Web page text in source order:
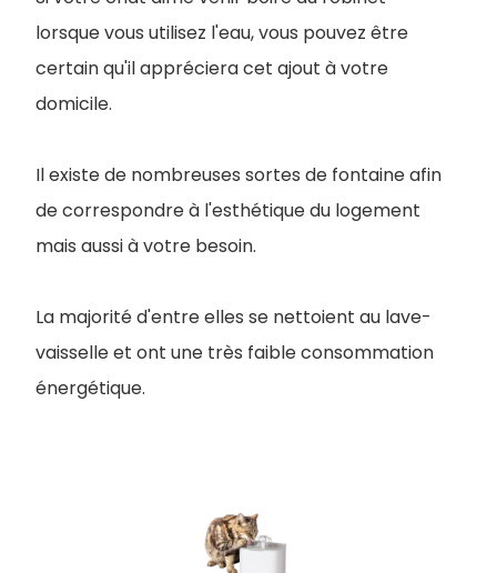
lorsque vous utilisez l'eau, vous pouvez être
certain qu'il appréciera cet ajout à votre
domicile.
Il existe de nombreuses sortes de fontaine afin
de correspondre à l'esthétique du logement
mais aussi à votre besoin.
La majorité d'entre elles se nettoient au lave-
vaisselle et ont une très faible consommation
énergétique.